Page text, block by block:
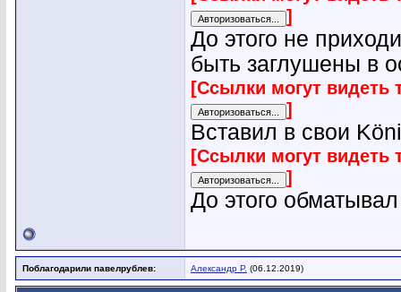
]
До этого не
быть заглушены в
[Ссылки могут видеть
]
Вставил в свои
[Ссылки могут видеть
]
До этого
Поблагодарили павелрублев: Александр Р. (06.12.2019)